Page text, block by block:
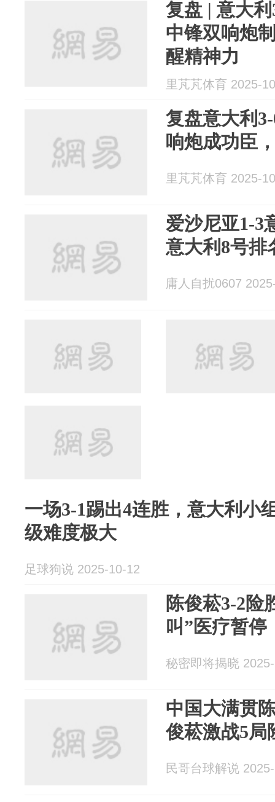
复盘 | 意大
中锋双响炮
醒精神力
里芃芃体育 2025-
复盘意大利
响炮成功臣
里芃芃体育 2025-
爱沙尼亚1-3
意大利8号排
庸人自扰0607
一场3-1踢出4连胜，意大利小
级难度极大
足球狗说 2025-10-12
陈俊菘3-2险
叫”医疗暂停
秘密即将揭晓
中国大满贯
俊菘激战5局
民哥台球解说